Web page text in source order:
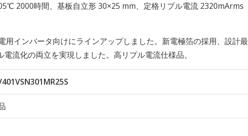
2000時間、基板自立形 30×25 mm、定格リプル電流 2320mArms
インバータ向けにラインアップしました。新電極箔の採用、設計最
流化の両立を実現しました。高リプル電流仕様品。